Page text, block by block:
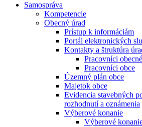
Samospráva
Kompetencie
Obecný úrad
Prístup k informáciám
Portál elektronických
Kontakty a štruktúra
Pracovníci
Pracovníci obce
Územný plán obce
Majetok obce
Evidencia stavebných
rozhodnutí a oznámenia
Výberové konanie
Výberové